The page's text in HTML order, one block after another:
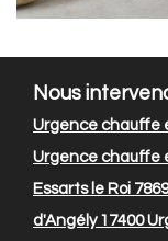
Nous
Urgence chauffe
Urgence chauffe
Essarts le Roi
d'Angély 17400